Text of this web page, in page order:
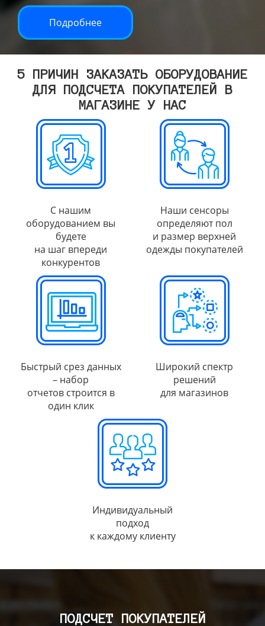
Подробнее
5 ПРИЧИН ЗАКАЗАТЬ ОБОРУДОВАНИЕ
ДЛЯ ПОДСЧЕТА ПОКУПАТЕЛЕЙ В
МАГАЗИНЕ У НАС
С нашим
оборудованием вы
будете
на шаг впереди
конкурентов
Наши сенсоры
определяют пол
и размер верхней
одежды покупателей
Быстрый срез данных
– набор
отчетов строится в
один клик
Широкий спектр
решений
для магазинов
Индивидуальный
подход
к каждому клиенту
ПОДСЧЕТ ПОКУПАТЕЛЕЙ